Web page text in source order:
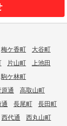
梅ケ香町
大谷町
片山町
上池田
駒ケ林町
通
高取山町
通 長尾町
長田町
西代通
西丸山町